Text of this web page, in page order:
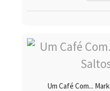
Um Café Com...